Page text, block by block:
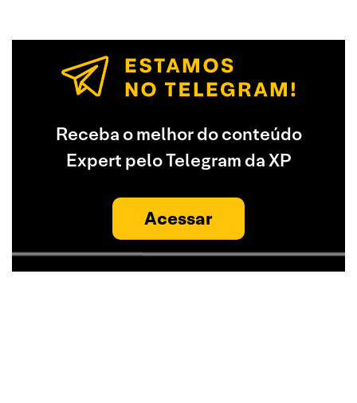
Receba o melhor do conteúdo
Expert pelo Telegram da XP
Acessar